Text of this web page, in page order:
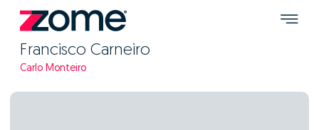
Francisco Carneiro
Carlo Monteiro